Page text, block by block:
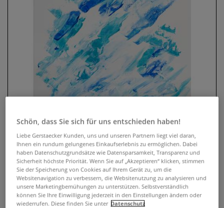
MUSEO® Standard Maltuch
Schön, dass Sie sich für uns entschieden haben!
Liebe Gerstaecker Kunden, uns und unseren Partnern liegt viel daran,
Ihnen ein rundum gelungenes Einkaufserlebnis zu ermöglichen. Dabei
haben Datenschutzgrundsätze wie Datensparsamkeit, Transparenz und
Sicherheit höchste Priorität. Wenn Sie auf „Akzeptieren“ klicken, stimmen
Sie der Speicherung von Cookies auf Ihrem Gerät zu, um die
Websitenavigation zu verbessern, die Websitenutzung zu analysieren und
unsere Marketingbemühungen zu unterstützen. Selbstverständlich
können Sie Ihre Einwilligung jederzeit in den Einstellungen ändern oder
wiederrufen. Diese finden Sie unter Datenschutz